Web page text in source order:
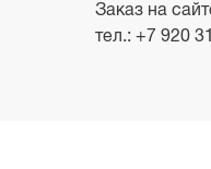
Заказ на
тел.: +7 920